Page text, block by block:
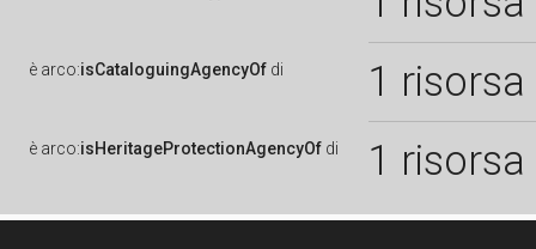
è arco:isCataloguingAgencyOf di 1 risorsa
è arco:isHeritageProtectionAgencyOf di 1 risorsa